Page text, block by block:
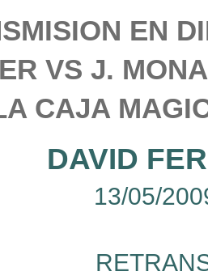
EN
VS J.
CAJA
DAVID
13/05/